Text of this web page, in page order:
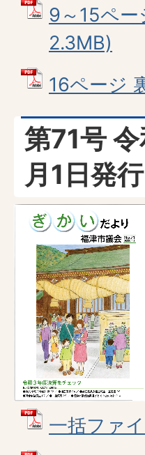
9～15ペー
2.3MB)
16ページ
第71号
月1日発行
一括ファ